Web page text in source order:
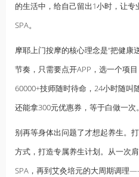
的生活中，给自己留出1小时，让
SPA。
摩耶上门按摩的核心理念是“把健
节奏，只需要点开APP，选一个项
60000+技师随时待命，24小时随叫
还能拿300元优惠券，等于白做一次。
别再等身体出问题了才想起养生。
方式，打造专属养生计划。从一次
SPA，再到艾灸培元的大周期调理